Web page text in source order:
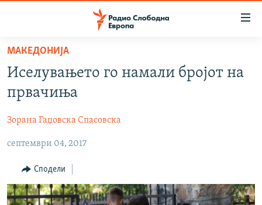
Оди
содржината
Оди
главната
Премини
ВИЗУЕЛНО
ВЕСТИ
ШТО ТРЕБА ДА ЗНАЕТЕ
ПРИЈАВИ СЕ ЗА ЊУЗЛЕТЕР
ПОДКАСТ ЗОШТО?
МАКЕДОНИЈА
Иселувањето го намали бројот на
првачиња
Зорана Гаџовска Спасовска
септември 04, 2017
Сподели